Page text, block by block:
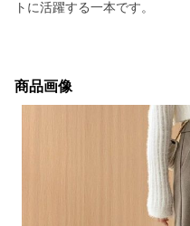
トに活躍する一本です。
商品画像